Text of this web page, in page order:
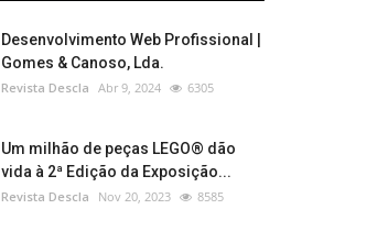
Desenvolvimento Web Profissional |
Gomes & Canoso, Lda.
Revista Descla Abr 9, 2024 6305
Um milhão de peças LEGO® dão
vida à 2ª Edição da Exposição...
Revista Descla Nov 20, 2023 8585